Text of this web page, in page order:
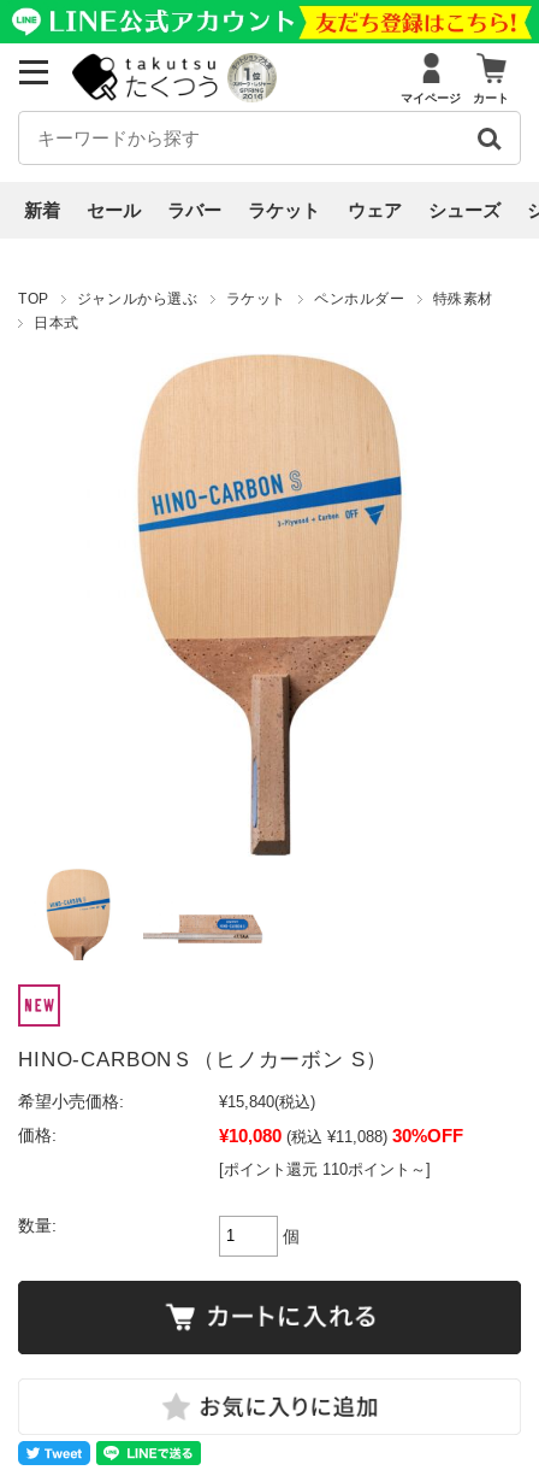
マイページ カート
新着 セール ラバー ラケット ウェア シューズ
TOP ジャンルから選ぶ ラケット ペンホルダー
特殊素材
日本式
HINO-CARBONＳ（ヒノカーボン S）
希望小売価格: ¥15,840(税込)
価格:
¥10,080 (税込 ¥11,088) 30%OFF
[ポイント還元 110ポイント～]
数量:
個